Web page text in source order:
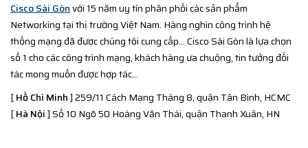
Cisco Sài Gònvới 15 năm uy tín phân phối các sản phẩm
Networking tại thị trường Việt Nam. Hàng nghìn công trình hệ
thống mạng đã được chúng tôi cung cấp... Cisco Sài Gòn là lựa chọn
số 1 cho các công trình mạng, khách hàng ưa chuộng, tin tưởng đối
tác mong muốn được hợp tác...
[Hồ Chí Minh] 259/11 Cách Mạng Tháng 8, quận Tân Bình, HCMC
[Hà Nội] Số 10 Ngõ 50 Hoàng Văn Thái, quận Thanh Xuân, HN